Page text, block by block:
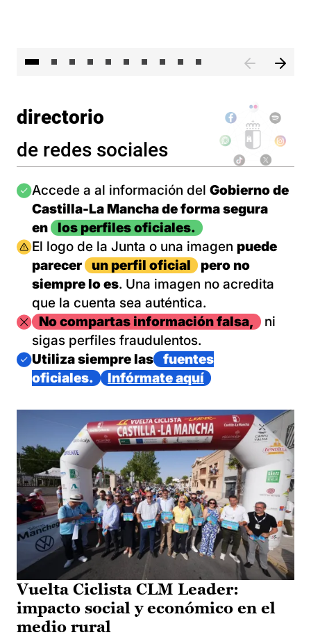
directorio
de redes sociales
Imagen
Accede a al información del Gobierno de
Castilla-La Mancha de forma segura
en
los perfiles oficiales.
Imagen
El logo de la Junta o una imagen puede
parecer
un perfil oficial
pero no
siempre lo es. Una imagen no acredita
que la cuenta sea auténtica.
ImagenNo compartas información falsa,
ni
sigas perfiles fraudulentos.
Imagen
Utiliza siempre las
fuentes
oficiales.
Infórmate aquí
Vuelta Ciclista CLM Leader:
impacto social y económico en el
medio rural